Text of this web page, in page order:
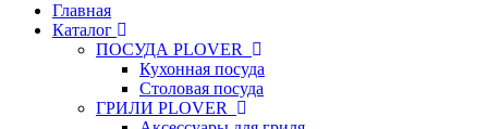
Главная
Каталог
ПОСУДА PLOVER
Кухонная посуда
Столовая посуда
ГРИЛИ PLOVER